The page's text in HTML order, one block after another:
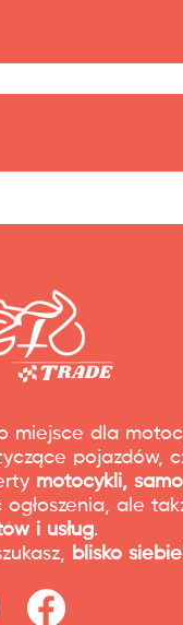
miejsce dla
pojazdów,
motocykli,
ale
i usług.
blisko siebie